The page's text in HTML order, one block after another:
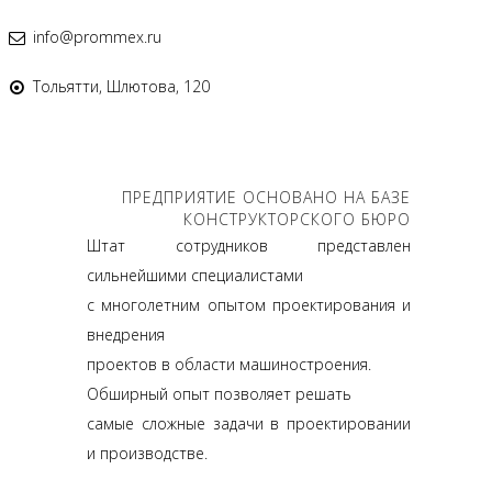
info@prommex.ru
Тольятти, Шлютова, 120
ПРЕДПРИЯТИЕ ОСНОВАНО НА БАЗЕ
КОНСТРУКТОРСКОГО БЮРО
Штат сотрудников представлен
сильнейшими специалистами
с многолетним опытом проектирования и
внедрения
проектов в области машиностроения.
Обширный опыт позволяет решать
самые сложные задачи в проектировании
и производстве.